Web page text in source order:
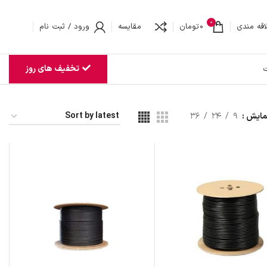
مندی 0
0تومان مقایسه ورود / ثبت نام
تخفیف های روز
9
24
36